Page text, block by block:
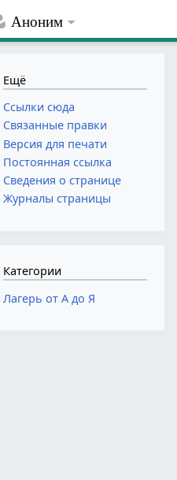
Аноним
Ещё
Ссылки сюда
Связанные правки
Версия для печати
Постоянная ссылка
Сведения о странице
Журналы страницы
Категории
Лагерь от А до Я